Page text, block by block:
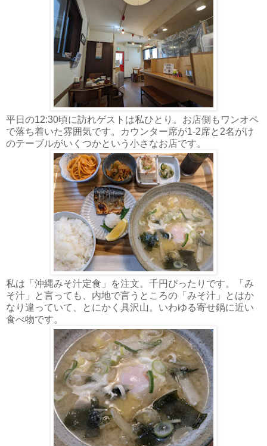
平日の12:30頃に訪れゲストは私ひとり。お店側もワンオペ
で落ち着いた雰囲気です。カウンター席が1-2席と2名がけ
のテーブルがいくつかという小さなお店です。
私は「沖縄みそ汁定食」を注文。千円ぴったりです。「み
そ汁」と言っても、内地で言うところの「みそ汁」とはか
なり違っていて、とにかく具沢山。いわゆる寄せ鍋に近い
食べ物です。